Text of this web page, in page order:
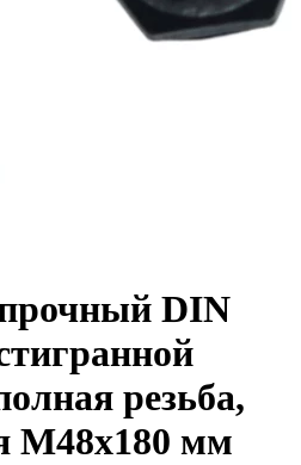
DIN
резьба,
M48x180 мм